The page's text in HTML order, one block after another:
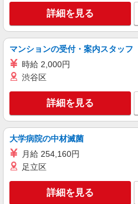
り／車通勤OK！
キープ
紹介予定派遣
ランスタッド株式会社 栃木第2支
時給1650円
り。
栃木県宇都
に便利な駅チカ
す！
キープ
ランスタッド株式会社 栃木第2支
詳細を見る
マンションの受付・案内スタッフ
時給 2,000円
渋谷区
詳細を見る
大学病院の中材滅菌
月給 254,160円
足立区
詳細を見る